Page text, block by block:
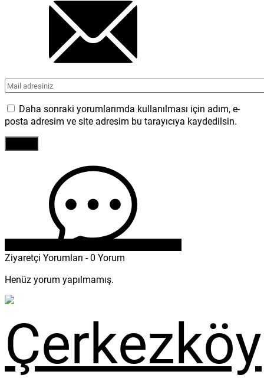
Daha sonraki yorumlarımda kullanılması için adım, e-
posta adresim ve site adresim bu tarayıcıya kaydedilsin.
Ziyaretçi Yorumları - 0 Yorum
Henüz yorum yapılmamış.